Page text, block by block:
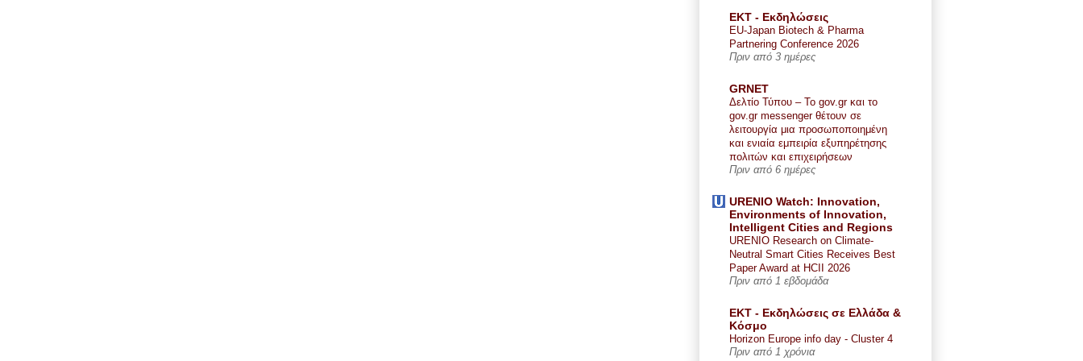
ΕΚΤ - Εκδηλώσεις
EU-Japan Biotech & Pharma
Partnering Conference 2026
Πριν από 3 ημέρες
GRNET
Δελτίο Τύπου – Το gov.gr και το
gov.gr messenger θέτουν σε
λειτουργία μια προσωποποιημένη
και ενιαία εμπειρία εξυπηρέτησης
πολιτών και επιχειρήσεων
Πριν από 6 ημέρες
URENIO Watch: Innovation,
Environments of Innovation,
Intelligent Cities and Regions
URENIO Research on Climate-
Neutral Smart Cities Receives Best
Paper Award at HCII 2026
Πριν από 1 εβδομάδα
ΕΚΤ - Εκδηλώσεις σε Ελλάδα &
Κόσμο
Horizon Europe info day - Cluster 4
Πριν από 1 χρόνια